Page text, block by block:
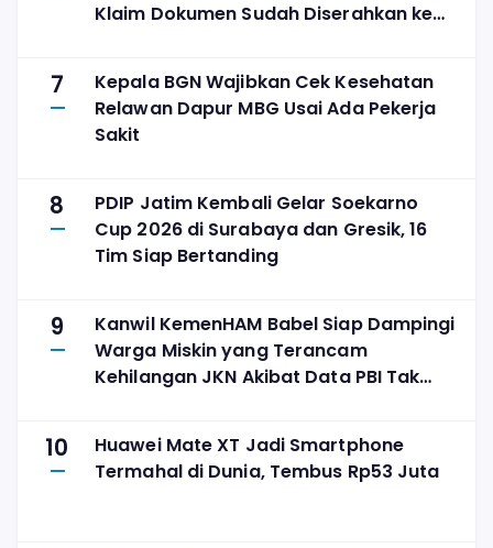
Klaim Dokumen Sudah Diserahkan ke
7
Kepala BGN Wajibkan Cek Kesehatan
Relawan Dapur MBG Usai Ada Pekerja
Sakit
8
PDIP Jatim Kembali Gelar Soekarno
Cup 2026 di Surabaya dan Gresik, 16
Tim Siap Bertanding
9
Kanwil KemenHAM Babel Siap Dampingi
Warga Miskin yang Terancam
Kehilangan JKN Akibat Data PBI Tak
10
Huawei Mate XT Jadi Smartphone
Termahal di Dunia, Tembus Rp53 Juta